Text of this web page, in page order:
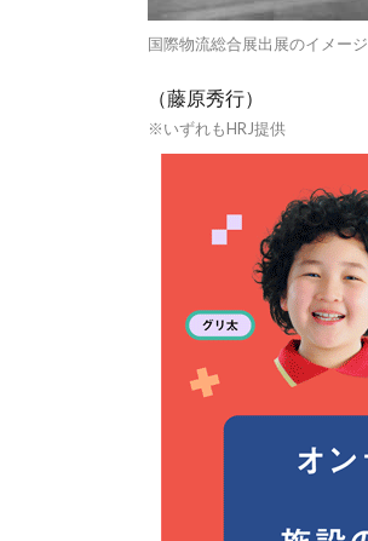
国際物流総合展出展のイメージ
（藤原秀行）
※いずれもHRJ提供